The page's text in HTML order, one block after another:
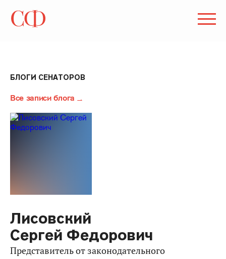
БЛОГИ СЕНАТОРОВ
Все записи блога
Лисовский
Сергей Федорович
представитель от законодательного